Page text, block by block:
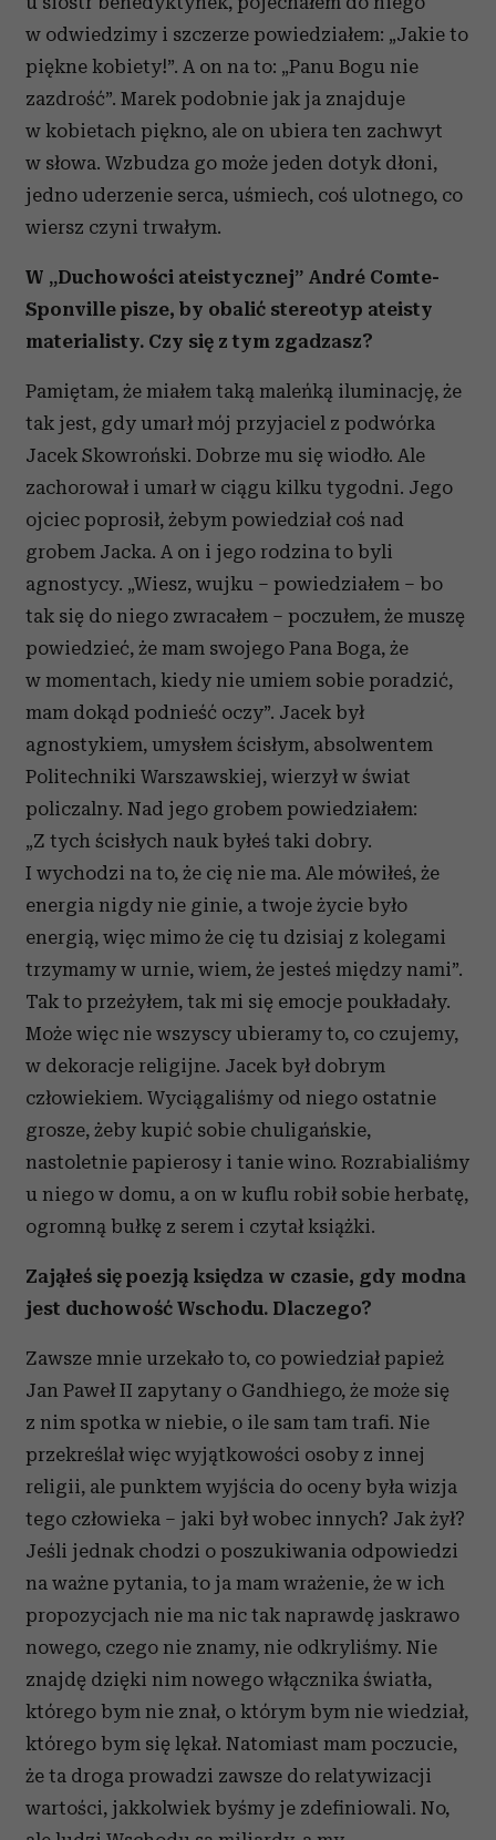
w odwiedzimy i szczerze powiedziałem: „Jakie to
piękne kobiety!”. A on na to: „Panu Bogu nie
zazdrość”. Marek podobnie jak ja znajduje
w kobietach piękno, ale on ubiera ten zachwyt
w słowa. Wzbudza go może jeden dotyk dłoni,
jedno uderzenie serca, uśmiech, coś ulotnego, co
wiersz czyni trwałym.
W „Duchowości ateistycznej” André Comte-
Sponville pisze, by obalić stereotyp ateisty
materialisty. Czy się z tym zgadzasz?
Pamiętam, że miałem taką maleńką iluminację, że
tak jest, gdy umarł mój przyjaciel z podwórka
Jacek Skowroński. Dobrze mu się wiodło. Ale
zachorował i umarł w ciągu kilku tygodni. Jego
ojciec poprosił, żebym powiedział coś nad
grobem Jacka. A on i jego rodzina to byli
agnostycy. „Wiesz, wujku – powiedziałem – bo
tak się do niego zwracałem – poczułem, że muszę
powiedzieć, że mam swojego Pana Boga, że
w momentach, kiedy nie umiem sobie poradzić,
mam dokąd podnieść oczy”. Jacek był
agnostykiem, umysłem ścisłym, absolwentem
Politechniki Warszawskiej, wierzył w świat
policzalny. Nad jego grobem powiedziałem:
„Z tych ścisłych nauk byłeś taki dobry.
I wychodzi na to, że cię nie ma. Ale mówiłeś, że
energia nigdy nie ginie, a twoje życie było
energią, więc mimo że cię tu dzisiaj z kolegami
trzymamy w urnie, wiem, że jesteś między nami”.
Tak to przeżyłem, tak mi się emocje poukładały.
Może więc nie wszyscy ubieramy to, co czujemy,
w dekoracje religijne. Jacek był dobrym
człowiekiem. Wyciągaliśmy od niego ostatnie
grosze, żeby kupić sobie chuligańskie,
nastoletnie papierosy i tanie wino. Rozrabialiśmy
u niego w domu, a on w kuflu robił sobie herbatę,
ogromną bułkę z serem i czytał książki.
Zająłeś się poezją księdza w czasie, gdy modna
jest duchowość Wschodu. Dlaczego?
Zawsze mnie urzekało to, co powiedział papież
Jan Paweł II zapytany o Gandhiego, że może się
z nim spotka w niebie, o ile sam tam trafi. Nie
przekreślał więc wyjątkowości osoby z innej
religii, ale punktem wyjścia do oceny była wizja
tego człowieka – jaki był wobec innych? Jak żył?
Jeśli jednak chodzi o poszukiwania odpowiedzi
na ważne pytania, to ja mam wrażenie, że w ich
propozycjach nie ma nic tak naprawdę jaskrawo
nowego, czego nie znamy, nie odkryliśmy. Nie
znajdę dzięki nim nowego włącznika światła,
którego bym nie znał, o którym bym nie wiedział,
którego bym się lękał. Natomiast mam poczucie,
że ta droga prowadzi zawsze do relatywizacji
wartości, jakkolwiek byśmy je zdefiniowali. No,